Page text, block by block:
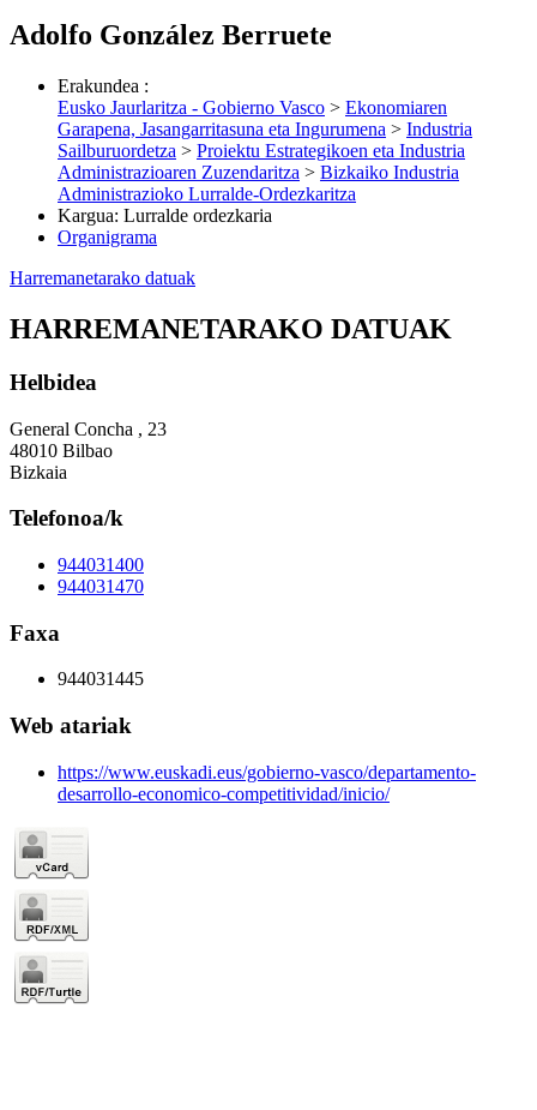
Adolfo González Berruete
Erakundea :
Eusko Jaurlaritza - Gobierno Vasco > Ekonomiaren
Garapena, Jasangarritasuna eta Ingurumena > Industria
Sailburuordetza > Proiektu Estrategikoen eta Industria
Administrazioaren Zuzendaritza > Bizkaiko Industria
Administrazioko Lurralde-Ordezkaritza
Kargua: Lurralde ordezkaria
Organigrama
Harremanetarako datuak
HARREMANETARAKO DATUAK
Helbidea
General Concha , 23
48010 Bilbao
Bizkaia
Telefonoa/k
944031400
944031470
Faxa
944031445
Web atariak
https://www.euskadi.eus/gobierno-vasco/departamento-
desarrollo-economico-competitividad/inicio/